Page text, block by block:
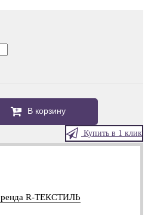
В корзину
Купить в 1 клик
R-ТЕКСТИЛЬ